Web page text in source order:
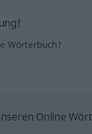
Wörterbuch?
Online